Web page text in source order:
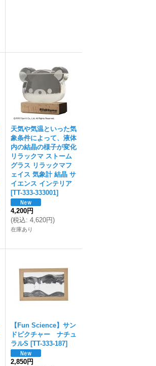
天気や気温といった気
象条件によって、液体
内の結晶の様子が変化
リラックマ ストーム
グラス リラックマフ
ェイス 気象計 結晶 サ
イエンス インテリア
[TT-333-333001]
4,200円
(税込: 4,620円)
在庫あり
【Fun Science】サン
ドピクチャー ナチュ
ラルS [TT-333-187]
2,850円